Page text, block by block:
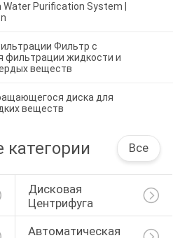
Purification System |
Фильтр с
жидкости и
веществ
диска для
веществ
Все
Дисковая
Центрифуга
Автоматическая